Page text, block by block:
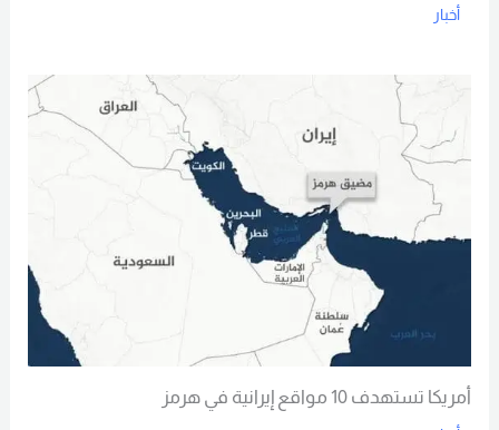
أخبار
أمريكا تستهدف 10 مواقع إيرانية في هرمز